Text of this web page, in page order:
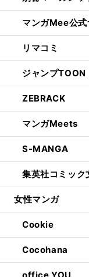
マンガMee公式
リマコミ
ジャンプTOON
ZEBRACK
マンガMeets
S-MANGA
集英社コミック
女性マンガ
Cookie
Cocohana